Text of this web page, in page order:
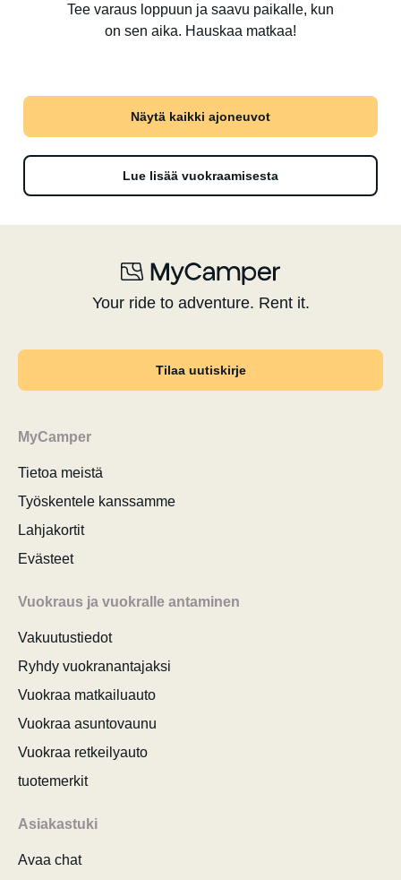
Tee varaus loppuun ja saavu paikalle, kun
on sen aika. Hauskaa matkaa!
Näytä kaikki ajoneuvot
Lue lisää vuokraamisesta
Your ride to adventure. Rent it.
Tilaa uutiskirje
MyCamper
Tietoa meistä
Työskentele kanssamme
Lahjakortit
Evästeet
Vuokraus ja vuokralle antaminen
Vakuutustiedot
Ryhdy vuokranantajaksi
Vuokraa matkailuauto
Vuokraa asuntovaunu
Vuokraa retkeilyauto
tuotemerkit
Asiakastuki
Avaa chat